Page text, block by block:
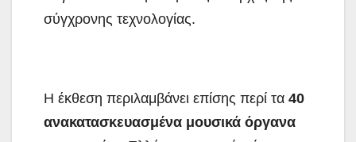
σύγχρονης τεχνολογίας.
Η έκθεση περιλαμβάνει επίσης περί τα 40
ανακατασκευασμένα μουσικά όργανα